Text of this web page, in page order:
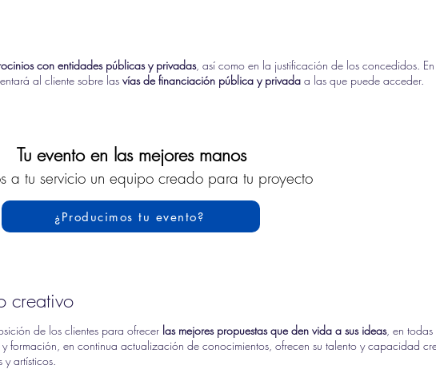
con entidades públicas y privadas, así como en la justificación de los concedidos.
al cliente sobre las vías de financiación pública y privada a las que puede acceder.
Tu evento en las mejores manos
a tu servicio un equipo creado para tu proyecto
¿Producimos tu evento?
creativo
de los clientes para ofrecer las mejores propuestas que den vida a sus ideas, en todas
formación, en continua actualización de conocimientos, ofrecen su talento y capacidad
artísticos.